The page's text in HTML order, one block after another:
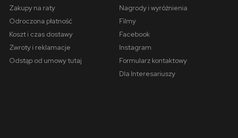
Zakupy na raty
Odroczona płatność
Koszt i czas dostawy
Zwroty i reklamacje
Odstąp od umowy tutaj
Nagrody i wyróżnienia
Filmy
Facebook
Instagram
Formularz kontaktowy
Dla Interesariuszy